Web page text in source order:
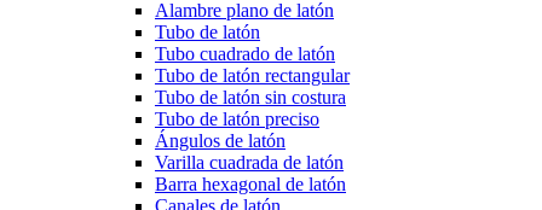
Alambre plano de latón
Tubo de latón
Tubo cuadrado de latón
Tubo de latón rectangular
Tubo de latón sin costura
Tubo de latón preciso
Ángulos de latón
Varilla cuadrada de latón
Barra hexagonal de latón
Canales de latón